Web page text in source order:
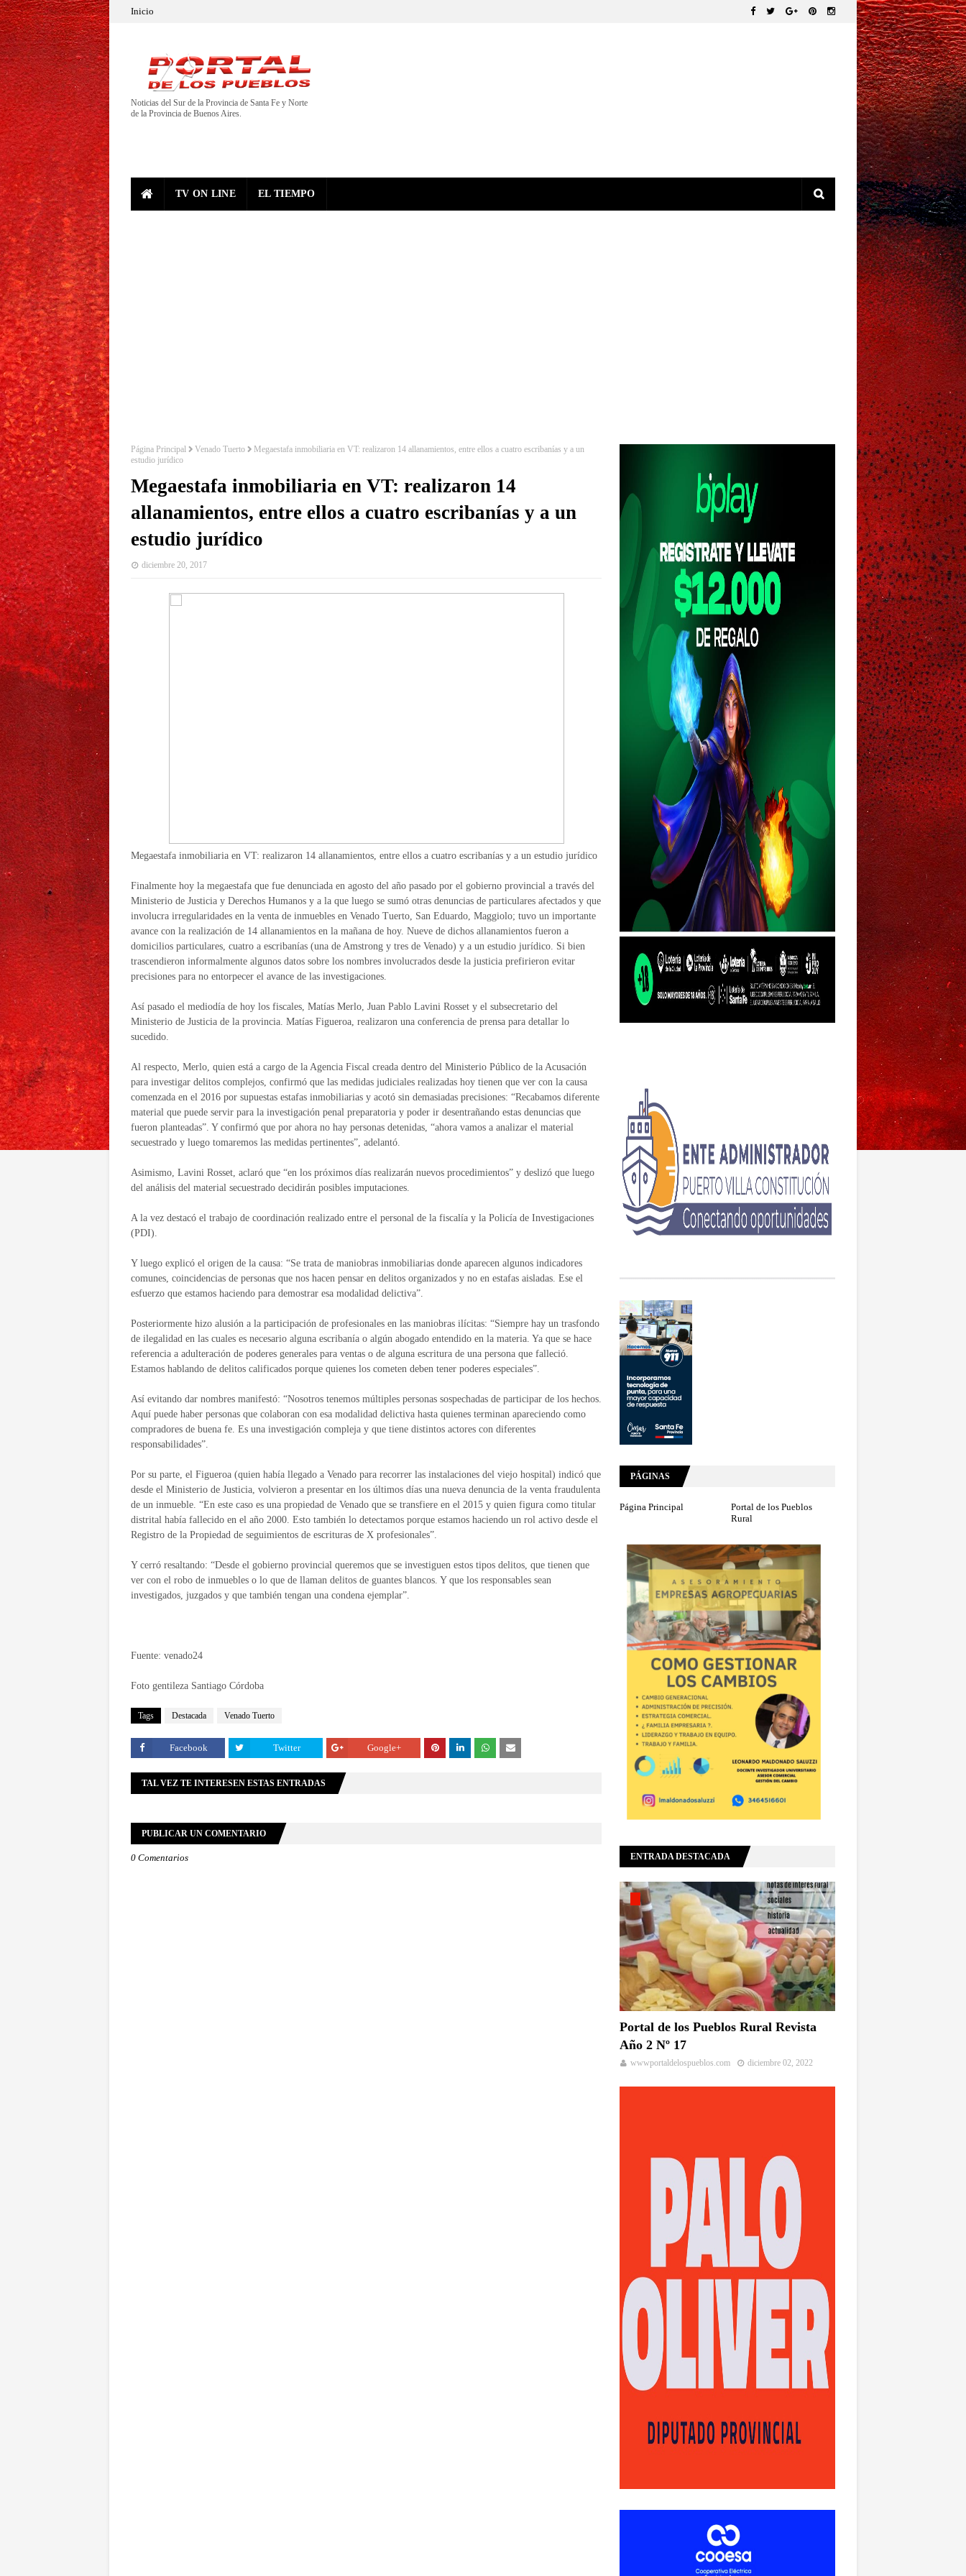
Inicio
Noticias del Sur de la Provincia de Santa Fe y Norte
de la Provincia de Buenos Aires.
TV ON LINE EL TIEMPO
Página Principal Venado Tuerto
Megaestafa inmobiliaria en VT: realizaron 14 allanamientos, entre ellos a cuatro escribanías y a un
estudio jurídico
Megaestafa inmobiliaria en VT: realizaron 14
allanamientos, entre ellos a cuatro escribanías y a un
estudio jurídico
diciembre 20, 2017
Megaestafa inmobiliaria en VT: realizaron 14 allanamientos, entre ellos a cuatro escribanías y a un estudio jurídico
Finalmente hoy la megaestafa que fue denunciada en agosto del año pasado por el gobierno provincial a través del
Ministerio de Justicia y Derechos Humanos y a la que luego se sumó otras denuncias de particulares afectados y que
involucra irregularidades en la venta de inmuebles en Venado Tuerto, San Eduardo, Maggiolo; tuvo un importante
avance con la realización de 14 allanamientos en la mañana de hoy. Nueve de dichos allanamientos fueron a
domicilios particulares, cuatro a escribanías (una de Amstrong y tres de Venado) y a un estudio jurídico. Si bien
trascendieron informalmente algunos datos sobre los nombres involucrados desde la justicia prefirieron evitar
precisiones para no entorpecer el avance de las investigaciones.
Así pasado el mediodía de hoy los fiscales, Matías Merlo, Juan Pablo Lavini Rosset y el subsecretario del
Ministerio de Justicia de la provincia. Matías Figueroa, realizaron una conferencia de prensa para detallar lo
sucedido.
Al respecto, Merlo, quien está a cargo de la Agencia Fiscal creada dentro del Ministerio Público de la Acusación
para investigar delitos complejos, confirmó que las medidas judiciales realizadas hoy tienen que ver con la causa
comenzada en el 2016 por supuestas estafas inmobiliarias y acotó sin demasiadas precisiones: “Recabamos diferente
material que puede servir para la investigación penal preparatoria y poder ir desentrañando estas denuncias que
fueron planteadas”. Y confirmó que por ahora no hay personas detenidas, “ahora vamos a analizar el material
secuestrado y luego tomaremos las medidas pertinentes”, adelantó.
Asimismo, Lavini Rosset, aclaró que “en los próximos días realizarán nuevos procedimientos” y deslizó que luego
del análisis del material secuestrado decidirán posibles imputaciones.
A la vez destacó el trabajo de coordinación realizado entre el personal de la fiscalía y la Policía de Investigaciones
(PDI).
Y luego explicó el origen de la causa: “Se trata de maniobras inmobiliarias donde aparecen algunos indicadores
comunes, coincidencias de personas que nos hacen pensar en delitos organizados y no en estafas aisladas. Ese el
esfuerzo que estamos haciendo para demostrar esa modalidad delictiva”.
Posteriormente hizo alusión a la participación de profesionales en las maniobras ilícitas: “Siempre hay un trasfondo
de ilegalidad en las cuales es necesario alguna escribanía o algún abogado entendido en la materia. Ya que se hace
referencia a adulteración de poderes generales para ventas o de alguna escritura de una persona que falleció.
Estamos hablando de delitos calificados porque quienes los cometen deben tener poderes especiales”.
Así evitando dar nombres manifestó: “Nosotros tenemos múltiples personas sospechadas de participar de los hechos.
Aquí puede haber personas que colaboran con esa modalidad delictiva hasta quienes terminan apareciendo como
compradores de buena fe. Es una investigación compleja y que tiene distintos actores con diferentes
responsabilidades”.
Por su parte, el Figueroa (quien había llegado a Venado para recorrer las instalaciones del viejo hospital) indicó que
desde el Ministerio de Justicia, volvieron a presentar en los últimos días una nueva denuncia de la venta fraudulenta
de un inmueble. “En este caso es una propiedad de Venado que se transfiere en el 2015 y quien figura como titular
distrital había fallecido en el año 2000. Esto también lo detectamos porque estamos haciendo un rol activo desde el
Registro de la Propiedad de seguimientos de escrituras de X profesionales”.
Y cerró resaltando: “Desde el gobierno provincial queremos que se investiguen estos tipos delitos, que tienen que
ver con el robo de inmuebles o lo que de llaman delitos de guantes blancos. Y que los responsables sean
investigados, juzgados y que también tengan una condena ejemplar”.
Fuente: venado24
Foto gentileza Santiago Córdoba
Tags Destacada Venado Tuerto
Facebook Twitter Google+
TAL VEZ TE INTERESEN ESTAS ENTRADAS
PUBLICAR UN COMENTARIO
0 Comentarios
PÁGINAS
Página Principal
Portal de los Pueblos
Rural
ENTRADA DESTACADA
Portal de los Pueblos Rural Revista
Año 2 Nº 17
wwwportaldelospueblos.com diciembre 02, 2022